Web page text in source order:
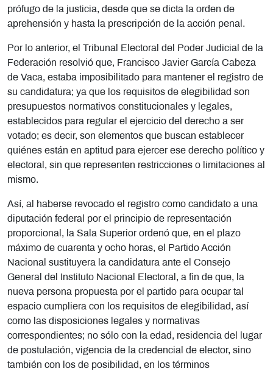
prófugo de la justicia, desde que se dicta la orden de
aprehensión y hasta la prescripción de la acción penal.
Por lo anterior, el Tribunal Electoral del Poder Judicial de la
Federación resolvió que, Francisco Javier García Cabeza
de Vaca, estaba imposibilitado para mantener el registro de
su candidatura; ya que los requisitos de elegibilidad son
presupuestos normativos constitucionales y legales,
establecidos para regular el ejercicio del derecho a ser
votado; es decir, son elementos que buscan establecer
quiénes están en aptitud para ejercer ese derecho político y
electoral, sin que representen restricciones o limitaciones al
mismo.
Así, al haberse revocado el registro como candidato a una
diputación federal por el principio de representación
proporcional, la Sala Superior ordenó que, en el plazo
máximo de cuarenta y ocho horas, el Partido Acción
Nacional sustituyera la candidatura ante el Consejo
General del Instituto Nacional Electoral, a fin de que, la
nueva persona propuesta por el partido para ocupar tal
espacio cumpliera con los requisitos de elegibilidad, así
como las disposiciones legales y normativas
correspondientes; no sólo con la edad, residencia del lugar
de postulación, vigencia de la credencial de elector, sino
también con los de posibilidad, en los términos